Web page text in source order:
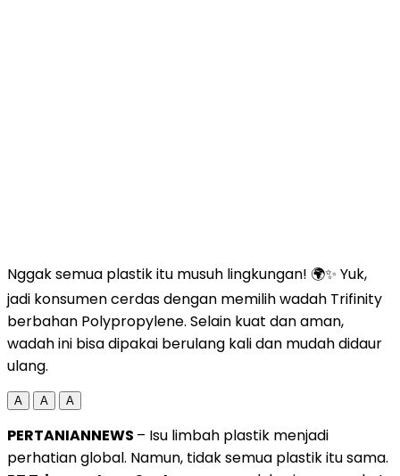
Nggak semua plastik itu musuh lingkungan! 🌍✨ Yuk,
jadi konsumen cerdas dengan memilih wadah Trifinity
berbahan Polypropylene. Selain kuat dan aman,
wadah ini bisa dipakai berulang kali dan mudah didaur
ulang.
A A A
PERTANIANNEWS – Isu limbah plastik menjadi
perhatian global. Namun, tidak semua plastik itu sama.